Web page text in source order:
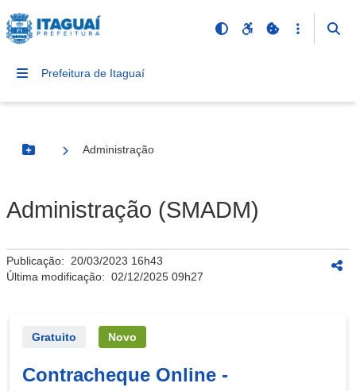
Prefeitura de Itaguaí
Botão Menu
Administração
Administração (SMADM)
Publicação: 20/03/2023 16h43
Última modificação: 02/12/2025 09h27
Gratuito Novo
Contracheque Online -